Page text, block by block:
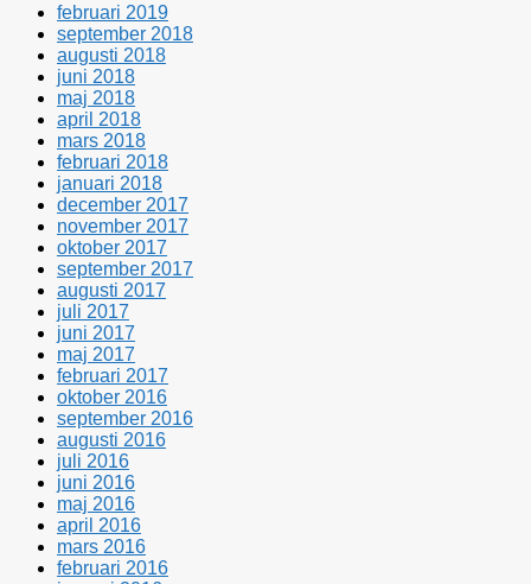
februari 2019
september 2018
augusti 2018
juni 2018
maj 2018
april 2018
mars 2018
februari 2018
januari 2018
december 2017
november 2017
oktober 2017
september 2017
augusti 2017
juli 2017
juni 2017
maj 2017
februari 2017
oktober 2016
september 2016
augusti 2016
juli 2016
juni 2016
maj 2016
april 2016
mars 2016
februari 2016